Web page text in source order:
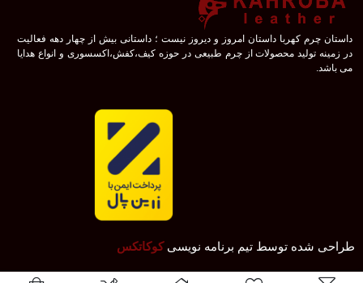
داستان چرم کهربا داستان امروز و دیروز نیست ؛ داستانی بیش از چهار دهه فعالیت
در زمینه تولید محصولات از چرم طبیعی در حوزه کیف،کفش،اکسسوری و انواع هدایا
می باشد.
طراحی شده توسط تیم برنامه نویسیکوکاتکس